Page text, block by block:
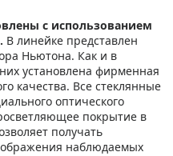
с использованием
В линейке представлен
Ньютона. Как и в
установлена фирменная
качества. Все стеклянные
оптического
покрытие в
получать
наблюдаемых